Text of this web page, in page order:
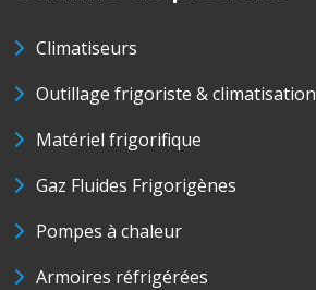
Climatiseurs
Outillage frigoriste & climatisation
Matériel frigorifique
Gaz Fluides Frigorigènes
Pompes à chaleur
Armoires réfrigérées